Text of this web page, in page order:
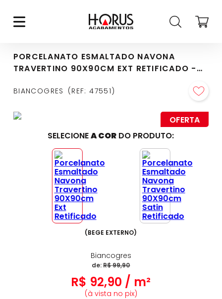
PORCELANATO ESMALTADO NAVONA
TRAVERTINO 90X90CM EXT RETIFICADO -
BIANCOGRES REF:47551
OFERTA
SELECIONEA COR DO PRODUTO:
(BEGE EXTERNO)
Biancogres
de:R$99,90
R$ 92,90 / m²
(à vista no pix)